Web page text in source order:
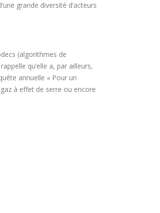
grande diversité d’acteurs
(algorithmes de
qu’elle a, par ailleurs,
annuelle « Pour un
à effet de serre ou encore